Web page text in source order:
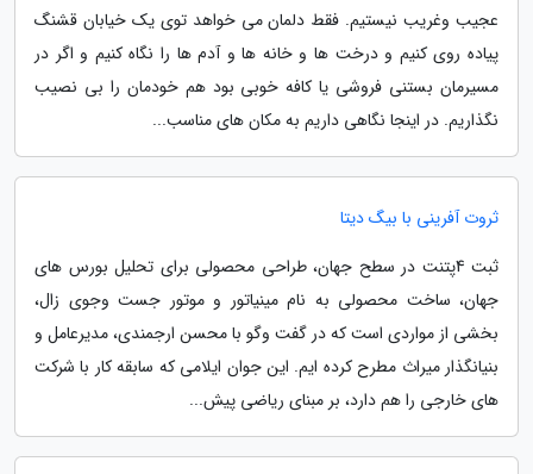
عجیب وغریب نیستیم. فقط دلمان می خواهد توی یک خیابان قشنگ
پیاده روی کنیم و درخت ها و خانه ها و آدم ها را نگاه کنیم و اگر در
مسیرمان بستنی فروشی یا کافه خوبی بود هم خودمان را بی نصیب
نگذاریم. در اینجا نگاهی داریم به مکان های مناسب...
ثروت آفرینی با بیگ دیتا
ثبت 4پتنت در سطح جهان، طراحی محصولی برای تحلیل بورس های
جهان، ساخت محصولی به نام مینیاتور و موتور جست وجوی زال،
بخشی از مواردی است که در گفت وگو با محسن ارجمندی، مدیرعامل و
بنیانگذار میراث مطرح کرده ایم. این جوان ایلامی که سابقه کار با شرکت
های خارجی را هم دارد، بر مبنای ریاضی پیش...